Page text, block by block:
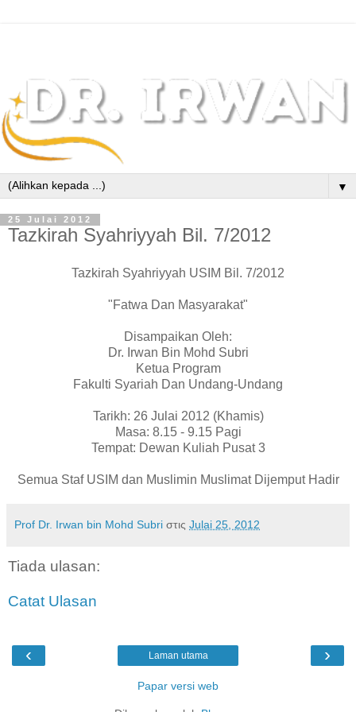
▼
25 Julai 2012
Tazkirah Syahriyyah Bil. 7/2012
Tazkirah Syahriyyah USIM Bil. 7/2012
"Fatwa Dan Masyarakat"
Disampaikan Oleh:
Dr. Irwan Bin Mohd Subri
Ketua Program
Fakulti Syariah Dan Undang-Undang
Tarikh: 26 Julai 2012 (Khamis)
Masa: 8.15 - 9.15 Pagi
Tempat: Dewan Kuliah Pusat 3
Semua Staf USIM dan Muslimin Muslimat Dijemput Hadir
Prof Dr. Irwan bin Mohd Subri στις Julai 25, 2012
Tiada ulasan:
Catat Ulasan
‹ ›
Laman utama
Papar versi web